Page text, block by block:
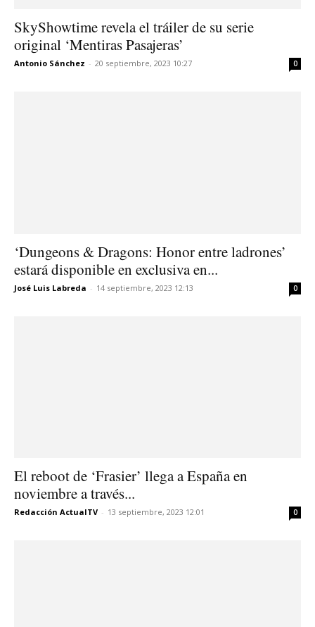
SkyShowtime revela el tráiler de su serie
original ‘Mentiras Pasajeras’
Antonio Sánchez - 20 septiembre, 2023 10:27 0
‘Dungeons & Dragons: Honor entre ladrones’
estará disponible en exclusiva en...
José Luis Labreda - 14 septiembre, 2023 12:13 0
El reboot de ‘Frasier’ llega a España en
noviembre a través...
Redacción ActualTV - 13 septiembre, 2023 12:01 0